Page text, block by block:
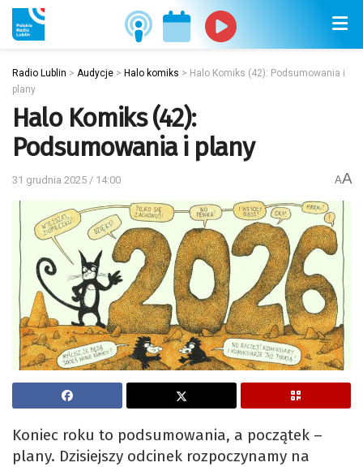
Radio Lublin > Audycje > Halo komiks > Halo Komiks (42): Podsumowania i
plany
Halo Komiks (42):
Podsumowania i plany
31 grudnia 2025 / 14:00 AA
Koniec roku to podsumowania, a początek –
plany. Dzisiejszy odcinek rozpoczynamy na